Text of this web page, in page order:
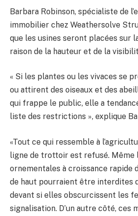
Barbara Robinson, spécialiste de
immobilier chez Weathersolve
que les usines seront placées sur
raison de la hauteur et de la
« Si les plantes ou les vivaces se
ou attirent des oiseaux et des
qui frappe le public, elle a
liste des restrictions », explique
«Tout ce qui ressemble à
ligne de trottoir est refusé. Même
ornementales à croissance rapide
de haut pourraient être interdites
devant si elles obscurcissent les
signalisation. D’un autre côté, ces